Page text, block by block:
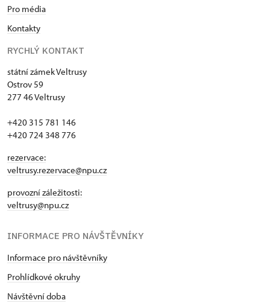
Pro média
Kontakty
RYCHLÝ KONTAKT
státní zámek Veltrusy
Ostrov 59
277 46 Veltrusy
+420 315 781 146
+420 724 348 776
rezervace:
veltrusy.rezervace@npu.cz
provozní záležitosti:
veltrusy@npu.cz
INFORMACE PRO NÁVŠTĚVNÍKY
Informace pro návštěvníky
Prohlídkové okruhy
Návštěvní doba